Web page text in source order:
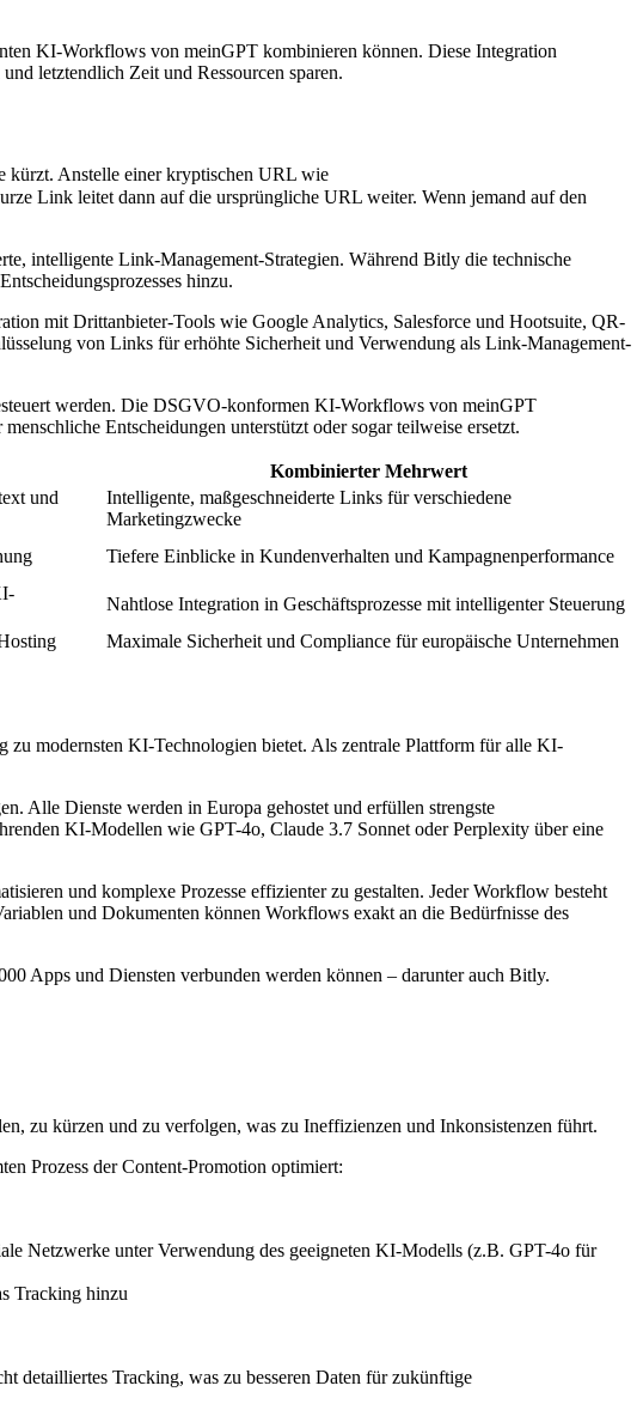
KI-Workflows von meinGPT kombinieren können. Diese Integration
letztendlich Zeit und Ressourcen sparen.
kürzt. Anstelle einer kryptischen URL wie
Link leitet dann auf die ursprüngliche URL weiter. Wenn jemand auf den
intelligente Link-Management-Strategien. Während Bitly die technische
hinzu.
mit Drittanbieter-Tools wie Google Analytics, Salesforce und Hootsuite, QR-
von Links für erhöhte Sicherheit und Verwendung als Link-Management-
werden. Die DSGVO-konformen KI-Workflows von meinGPT
Entscheidungen unterstützt oder sogar teilweise ersetzt.
Kombinierter Mehrwert
und
Intelligente, maßgeschneiderte Links für verschiedene
Marketingzwecke
Tiefere Einblicke in Kundenverhalten und Kampagnenperformance
Nahtlose Integration in Geschäftsprozesse mit intelligenter Steuerung
Maximale Sicherheit und Compliance für europäische Unternehmen
modernsten KI-Technologien bietet. Als zentrale Plattform für alle KI-
Alle Dienste werden in Europa gehostet und erfüllen strengste
KI-Modellen wie GPT-4o, Claude 3.7 Sonnet oder Perplexity über eine
und komplexe Prozesse effizienter zu gestalten. Jeder Workflow besteht
und Dokumenten können Workflows exakt an die Bedürfnisse des
Apps und Diensten verbunden werden können – darunter auch Bitly.
zu kürzen und zu verfolgen, was zu Ineffizienzen und Inkonsistenzen führt.
Prozess der Content-Promotion optimiert:
Netzwerke unter Verwendung des geeigneten KI-Modells (z.B. GPT-4o für
Tracking hinzu
detailliertes Tracking, was zu besseren Daten für zukünftige